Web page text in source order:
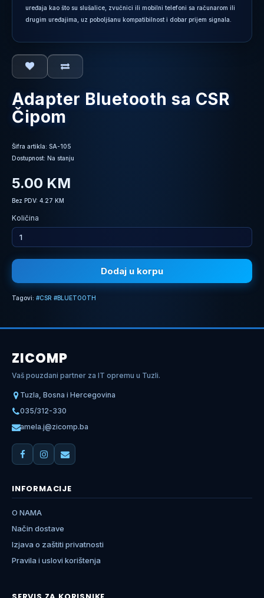
uređaja kao što su slušalice, zvučnici ili mobilni telefoni sa računarom ili
drugim uređajima, uz poboljšanu kompatibilnost i dobar prijem signala.
Adapter Bluetooth sa CSR
Čipom
Šifra artikla: SA-105
Dostupnost: Na stanju
5.00 KM
Bez PDV: 4.27 KM
Količina
Dodaj u korpu
Tagovi: #CSR #BLUETOOTH
ZICOMP
Vaš pouzdani partner za IT opremu u Tuzli.
Tuzla, Bosna i Hercegovina
035/312-330
amela.j@zicomp.ba
INFORMACIJE
O NAMA
Način dostave
Izjava o zaštiti privatnosti
Pravila i uslovi korištenja